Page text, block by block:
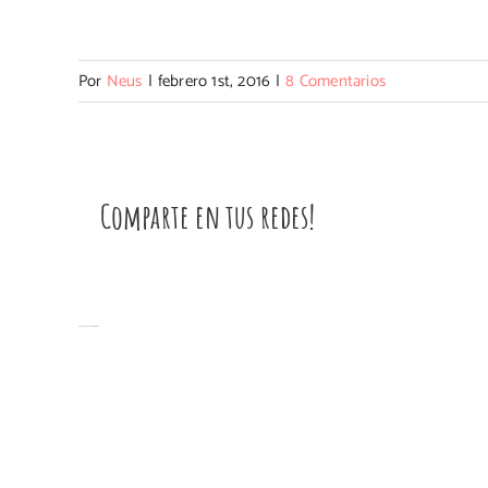
Por Neus | febrero 1st, 2016 | 8 Comentarios
Comparte en tus redes!